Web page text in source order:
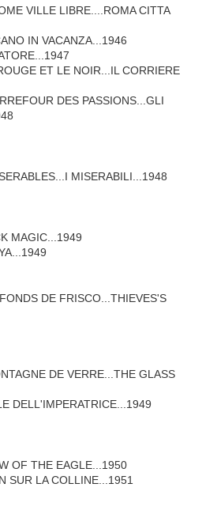
VILLE LIBRE....ROMA CITTA
IN VACANZA...1946
ET LE NOIR...IL CORRIERE
DES PASSIONS...GLI
MISERABILI...1948
MAGIC...1949
DE FRISCO...THIEVES'S
DE VERRE...THE GLASS
DELL'IMPERATRICE...1949
OF THE EAGLE...1950
SUR LA COLLINE...1951